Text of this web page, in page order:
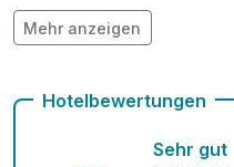
Fahrradverleih
Mehr anzeigen
Hotelbewertungen
Sehr gut